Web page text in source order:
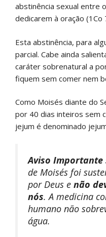
abstinência sexual entre
dedicarem à oração (1Co
Esta abstinência, para
parcial. Cabe ainda
caráter sobrenatural a
fiquem sem comer nem
Como Moisés diante do
por 40 dias inteiros sem
jejum é denominado
Aviso Importante
de Moisés foi
por Deus e não
nós. A medicina
humano não
água.